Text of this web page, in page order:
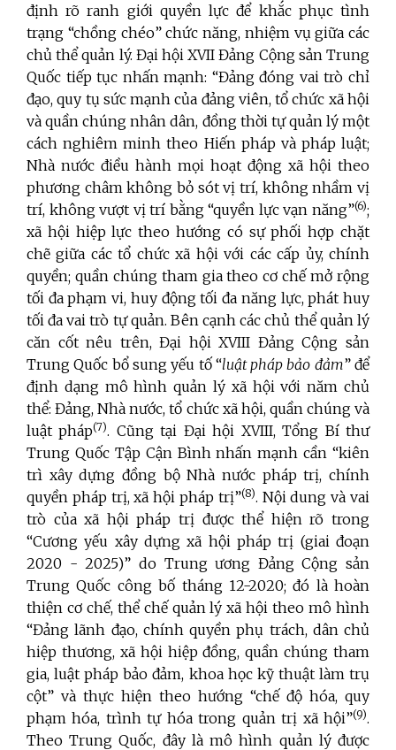
định rõ ranh giới quyền lực để khắc phục tình
trạng “chồng chéo” chức năng, nhiệm vụ giữa các
chủ thể quản lý. Đại hội XVII Đảng Cộng sản Trung
Quốc tiếp tục nhấn mạnh: “Đảng đóng vai trò chỉ
đạo, quy tụ sức mạnh của đảng viên, tổ chức xã hội
và quần chúng nhân dân, đồng thời tự quản lý một
cách nghiêm minh theo Hiến pháp và pháp luật;
Nhà nước điều hành mọi hoạt động xã hội theo
phương châm không bỏ sót vị trí, không nhầm vị
trí, không vượt vị trí bằng “quyền lực vạn năng”(6);
xã hội hiệp lực theo hướng có sự phối hợp chặt
chẽ giữa các tổ chức xã hội với các cấp ủy, chính
quyền; quần chúng tham gia theo cơ chế mở rộng
tối đa phạm vi, huy động tối đa năng lực, phát huy
tối đa vai trò tự quản. Bên cạnh các chủ thể quản lý
căn cốt nêu trên, Đại hội XVIII Đảng Cộng sản
Trung Quốc bổ sung yếu tố “luật pháp bảo đảm” để
định dạng mô hình quản lý xã hội với năm chủ
thể: Đảng, Nhà nước, tổ chức xã hội, quần chúng và
luật pháp(7). Cũng tại Đại hội XVIII, Tổng Bí thư
Trung Quốc Tập Cận Bình nhấn mạnh cần “kiên
trì xây dựng đồng bộ Nhà nước pháp trị, chính
quyền pháp trị, xã hội pháp trị”(8). Nội dung và vai
trò của xã hội pháp trị được thể hiện rõ trong
“Cương yếu xây dựng xã hội pháp trị (giai đoạn
2020 - 2025)” do Trung ương Đảng Cộng sản
Trung Quốc công bố tháng 12-2020; đó là hoàn
thiện cơ chế, thể chế quản lý xã hội theo mô hình
“Đảng lãnh đạo, chính quyền phụ trách, dân chủ
hiệp thương, xã hội hiệp đồng, quần chúng tham
gia, luật pháp bảo đảm, khoa học kỹ thuật làm trụ
cột” và thực hiện theo hướng “chế độ hóa, quy
phạm hóa, trình tự hóa trong quản trị xã hội”(9).
Theo Trung Quốc, đây là mô hình quản lý được